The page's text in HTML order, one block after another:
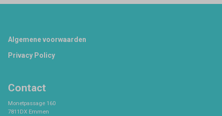
Footer
Algemene voorwaarden
Privacy Policy
Contact
Monetpassage 160
7811DX Emmen